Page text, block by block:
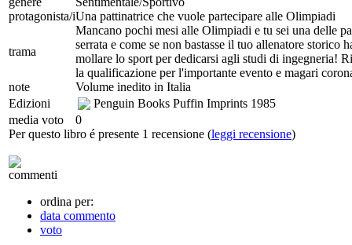
protagonista/iUna pattinatrice che vuole partecipare alle Olimpiadi
trama
Mancano pochi mesi alle Olimpiadi e tu sei una delle
serrata e come se non bastasse il tuo allenatore
mollare lo sport per dedicarsi agli studi di ingegneria!
la qualificazione per l'importante evento e magari
note
Volume inedito in Italia
Edizioni
Penguin Books Puffin Imprints 1985
media voto
0
Per questo libro é presente 1 recensione (leggi recensione)
commenti
ordina per:
data commento
voto